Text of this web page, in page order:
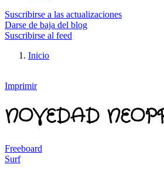
Suscribirse a las actualizaciones
Darse de baja del blog
Suscribirse al feed
Inicio
Imprimir
NOVEDAD
Freeboard
Surf